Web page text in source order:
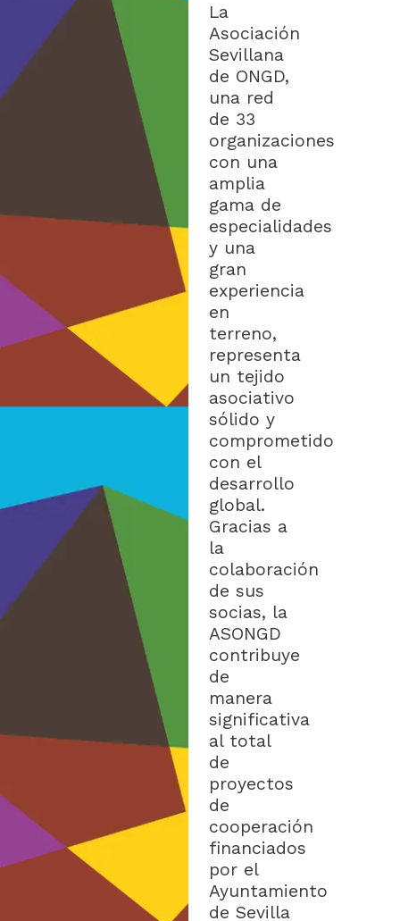
La
Asociación
Sevillana
de ONGD,
una red
de 33
organizaciones
con una
amplia
gama de
especialidades
y una
gran
experiencia
en
terreno,
representa
un tejido
asociativo
sólido y
comprometido
con el
desarrollo
global.
Gracias a
la
colaboración
de sus
socias, la
ASONGD
contribuye
de
manera
significativa
al total
de
proyectos
de
cooperación
financiados
por el
Ayuntamiento
de Sevilla